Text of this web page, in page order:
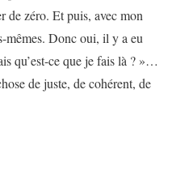
de zéro. Et puis, avec mon
mêmes. Donc oui, il y a eu
qu’est-ce que je fais là ? »…
de juste, de cohérent, de